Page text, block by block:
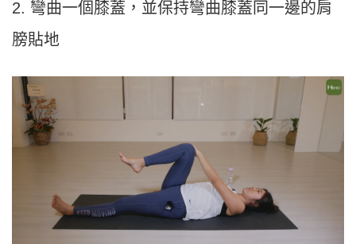
2. 彎曲一個膝蓋，並保持彎曲膝蓋同一邊的肩
膀貼地